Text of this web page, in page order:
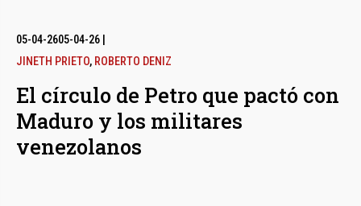
05-04-2605-04-26
JINETH PRIETO, ROBERTO DENIZ
El círculo de Petro que pactó con
Maduro y los militares
venezolanos